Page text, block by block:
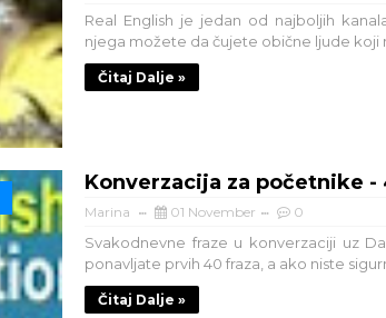
Real English je jedan od najboljih
njega možete da čujete obične ljude koji
Čitaj Dalje »
Konverzacija za početnike -
Marina 01 November 0
Svakodnevne fraze u konverzaciji uz
ponavljate prvih 40 fraza, a ako niste
Čitaj Dalje »